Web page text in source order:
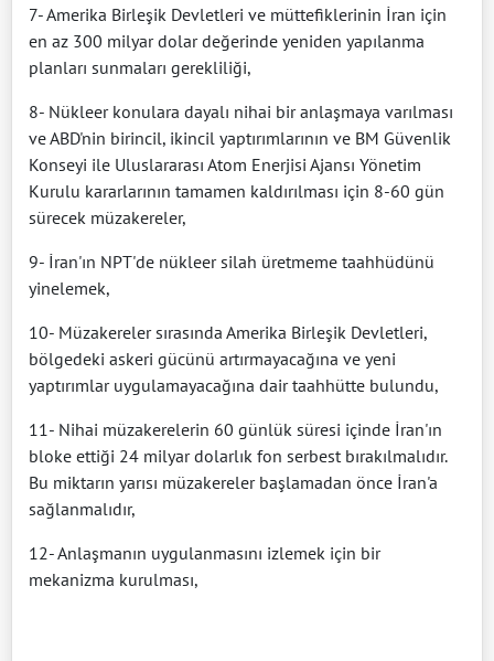
7- Amerika Birleşik Devletleri ve müttefiklerinin İran için
en az 300 milyar dolar değerinde yeniden yapılanma
planları sunmaları gerekliliği,
8- Nükleer konulara dayalı nihai bir anlaşmaya varılması
ve ABD'nin birincil, ikincil yaptırımlarının ve BM Güvenlik
Konseyi ile Uluslararası Atom Enerjisi Ajansı Yönetim
Kurulu kararlarının tamamen kaldırılması için 8-60 gün
sürecek müzakereler,
9- İran'ın NPT'de nükleer silah üretmeme taahhüdünü
yinelemek,
10- Müzakereler sırasında Amerika Birleşik Devletleri,
bölgedeki askeri gücünü artırmayacağına ve yeni
yaptırımlar uygulamayacağına dair taahhütte bulundu,
11- Nihai müzakerelerin 60 günlük süresi içinde İran'ın
bloke ettiği 24 milyar dolarlık fon serbest bırakılmalıdır.
Bu miktarın yarısı müzakereler başlamadan önce İran'a
sağlanmalıdır,
12- Anlaşmanın uygulanmasını izlemek için bir
mekanizma kurulması,